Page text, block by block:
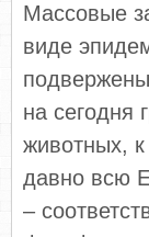
Массовые
виде
на сегодня
животных,
давно всю
–